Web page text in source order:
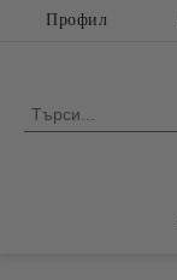
Профил